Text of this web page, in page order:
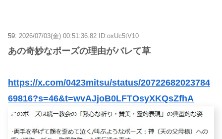
59: 2026/07/03(金) 00:51:36.82 ID:oxUc5tV10
あの奇妙なポーズの理由がバレて草
https://x.com/0423mitsu/status/20722682023784
69816?s=46&t=wvAJjoB0LFTOsyXKQsZfhA